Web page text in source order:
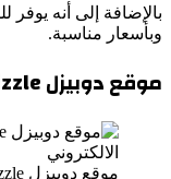
بالإضافة إلى أنه
وبأسعار مناسبة.
موقع دوبيزل
موقع دوبيزل Dubizzle الالكتروني